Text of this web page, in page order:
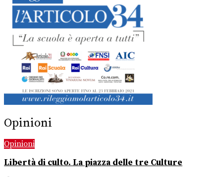
Opinioni
Opinioni
Libertà di culto. La piazza delle tre Culture